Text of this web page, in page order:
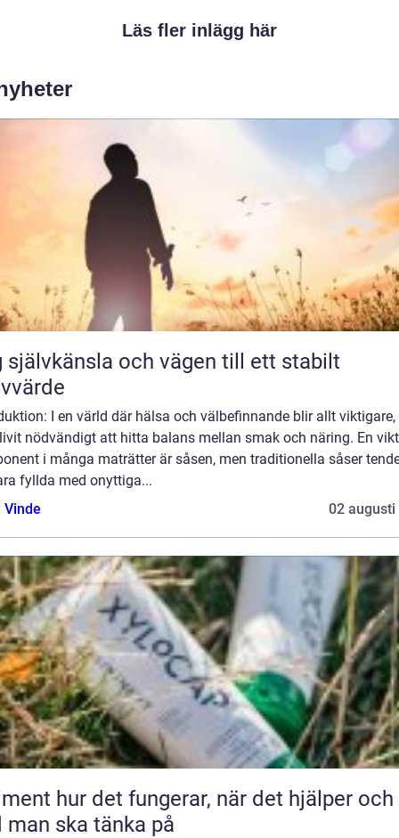
Läs fler inlägg här
självkänsla och vägen till ett stabilt
I en värld där hälsa och välbefinnande blir allt viktigare,
nödvändigt att hitta balans mellan smak och näring. En
i många maträtter är såsen, men traditionella såser
fyllda med onyttiga...
Vinde
02 augusti
när det hjälper och
man ska tänka på